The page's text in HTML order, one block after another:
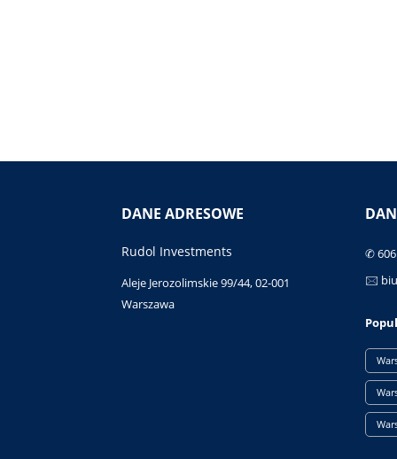
DANE ADRESOWE
Rudol Investments
Aleje Jerozolimskie 99/44, 02-001
Warszawa
✆ 606
🖂